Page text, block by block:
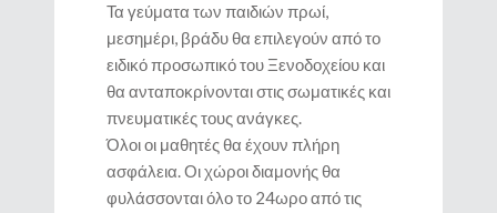
Τα γεύματα των παιδιών πρωί,
μεσημέρι, βράδυ θα επιλεγούν από το
ειδικό προσωπικό του Ξενοδοχείου και
θα ανταποκρίνονται στις σωματικές και
πνευματικές τους ανάγκες.
Όλοι οι μαθητές θα έχουν πλήρη
ασφάλεια. Οι χώροι διαμονής θα
φυλάσσονται όλο το 24ωρο από τις